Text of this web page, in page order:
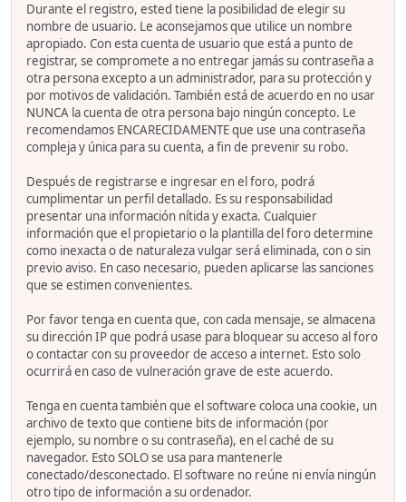
Durante el registro, ested tiene la posibilidad de elegir su
nombre de usuario. Le aconsejamos que utilice un nombre
apropiado. Con esta cuenta de usuario que está a punto de
registrar, se compromete a no entregar jamás su contraseña a
otra persona excepto a un administrador, para su protección y
por motivos de validación. También está de acuerdo en no usar
NUNCA la cuenta de otra persona bajo ningún concepto. Le
recomendamos ENCARECIDAMENTE que use una contraseña
compleja y única para su cuenta, a fin de prevenir su robo.
Después de registrarse e ingresar en el foro, podrá
cumplimentar un perfil detallado. Es su responsabilidad
presentar una información nítida y exacta. Cualquier
información que el propietario o la plantilla del foro determine
como inexacta o de naturaleza vulgar será eliminada, con o sin
previo aviso. En caso necesario, pueden aplicarse las sanciones
que se estimen convenientes.
Por favor tenga en cuenta que, con cada mensaje, se almacena
su dirección IP que podrá usase para bloquear su acceso al foro
o contactar con su proveedor de acceso a internet. Esto solo
ocurrirá en caso de vulneración grave de este acuerdo.
Tenga en cuenta también que el software coloca una cookie, un
archivo de texto que contiene bits de información (por
ejemplo, su nombre o su contraseña), en el caché de su
navegador. Esto SOLO se usa para mantenerle
conectado/desconectado. El software no reúne ni envía ningún
otro tipo de información a su ordenador.